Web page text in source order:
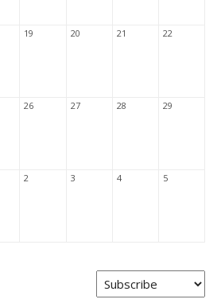
19 20 21 22
26 27 28 29
2 3 4 5